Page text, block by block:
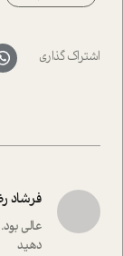
حمیدرضا
سر نهاده
با رکاب
ای که به
واقعی در
راهکارهای
است.در
اشتراک گذاری
فرشاد
عالی
دهید